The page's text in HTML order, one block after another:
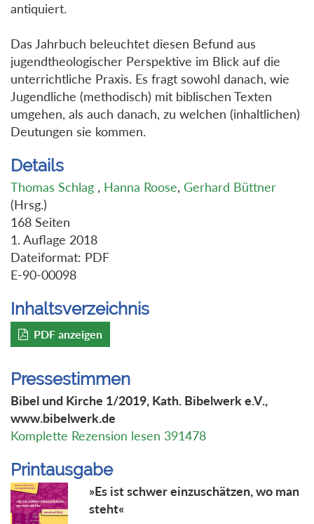
antiquiert.
Das Jahrbuch beleuchtet diesen Befund aus
jugendtheologischer Perspektive im Blick auf die
unterrichtliche Praxis. Es fragt sowohl danach, wie
Jugendliche (methodisch) mit biblischen Texten
umgehen, als auch danach, zu welchen (inhaltlichen)
Deutungen sie kommen.
Details
Thomas Schlag , Hanna Roose, Gerhard Büttner
(Hrsg.)
168 Seiten
1. Auflage 2018
Dateiformat: PDF
E-90-00098
Inhaltsverzeichnis
PDF anzeigen
Pressestimmen
Bibel und Kirche 1/2019, Kath. Bibelwerk e.V.,
www.bibelwerk.de
Komplette Rezension lesen 391478
Printausgabe
»Es ist schwer einzuschätzen, wo man
steht«